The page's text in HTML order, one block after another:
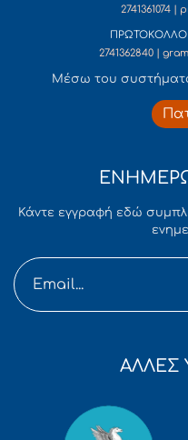
2741361074
ΠΡΩΤΟΚΟΛΛΟ
2741362840 |
Mέσω του
Κάντε εγγραφή εδώ
ΑΛΛΕΣ